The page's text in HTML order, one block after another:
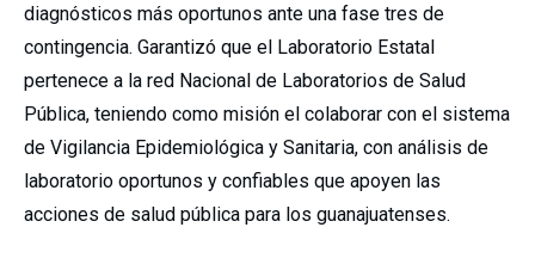
diagnósticos más oportunos ante una fase tres de
contingencia. Garantizó que el Laboratorio Estatal
pertenece a la red Nacional de Laboratorios de Salud
Pública, teniendo como misión el colaborar con el sistema
de Vigilancia Epidemiológica y Sanitaria, con análisis de
laboratorio oportunos y confiables que apoyen las
acciones de salud pública para los guanajuatenses.